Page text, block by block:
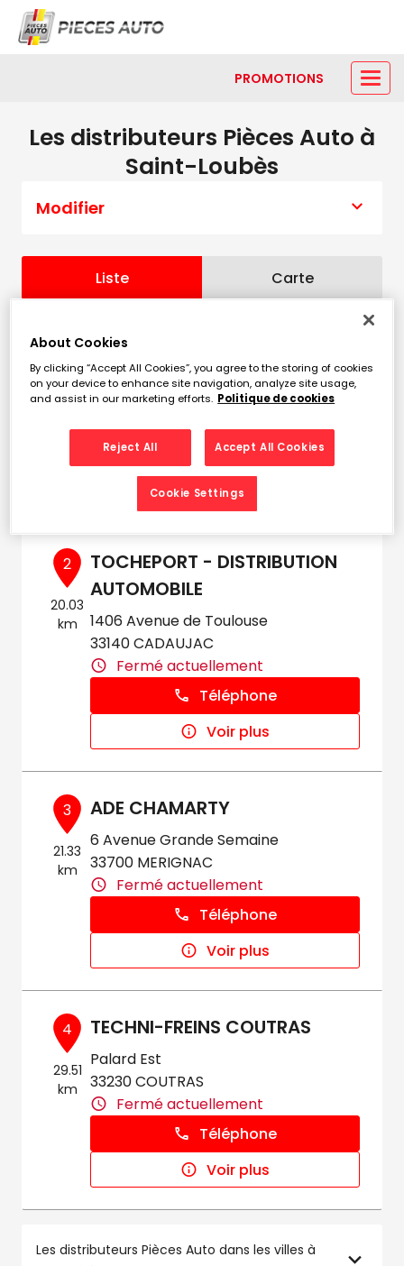
PROMOTIONS
Les distributeurs Pièces Auto à
Saint-Loubès
Modifier
Liste Carte
1
9.91 km
PAD CENON
123 Avenue Rene Cassagne
33150 CENON
Téléphone
Voir plus
2
20.03
km
TOCHEPORT - DISTRIBUTION
AUTOMOBILE
1406 Avenue de Toulouse
33140 CADAUJAC
Fermé actuellement
Téléphone
Voir plus
3
21.33
km
ADE CHAMARTY
6 Avenue Grande Semaine
33700 MERIGNAC
Fermé actuellement
Téléphone
Voir plus
4
29.51
km
TECHNI-FREINS COUTRAS
Palard Est
33230 COUTRAS
Fermé actuellement
Téléphone
Voir plus
Les distributeurs Pièces Auto dans les villes à
About Cookies
By clicking “Accept All Cookies”, you agree to the storing of cookies
on your device to enhance site navigation, analyze site usage,
and assist in our marketing efforts. Politique de cookies
Reject All Accept All Cookies
Cookie Settings